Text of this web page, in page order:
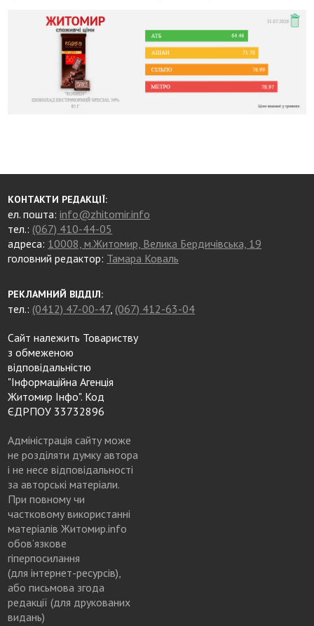
КОНТАКТИ РЕДАКЦІЇ:
ел. пошта:info@zhitomir.info
тел.: (067) 410-44-05
адреса: 10008, м.Житомир, Велика Бердичівська, 19
головний редактор: Тамара Коваль
РЕКЛАМНИЙ ВІДДІЛ:
тел.: (0412) 47-00-47, (067) 412-63-04
Сайт належить Товариству
з обмеженою
відповідальністю
"Інформаційна Агенція
Житомир Інфо". Код
ЄДРПОУ 33732896
Адміністрація сайту може
не розділяти думку автора
і не несе відповідальності
за авторські матеріали.
При повному чи
частковому використанні
матеріалів Житомир.info
обов’язкове
гіперпосилання
(для інтернет-ресурсів),
або письмова згода
редакції (для друкованих
видань)